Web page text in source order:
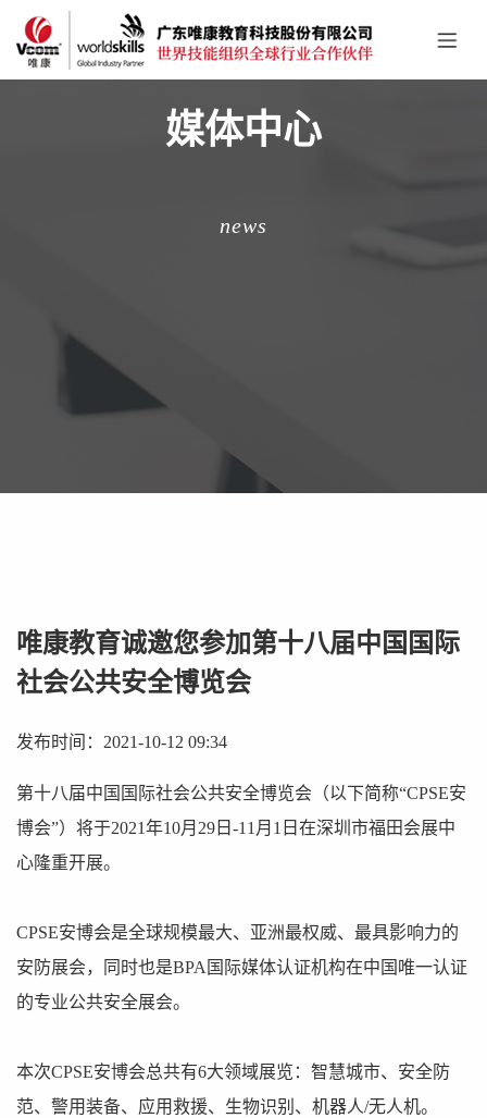
媒体中心
news
唯康教育诚邀您参加第十八届中国国际
社会公共安全博览会
发布时间：2021-10-12 09:34
第十八届中国国际社会公共安全博览会（以下简称“CPSE安
博会”）将于2021年10月29日-11月1日在深圳市福田会展中
心隆重开展。
CPSE安博会是全球规模最大、亚洲最权威、最具影响力的
安防展会，同时也是BPA国际媒体认证机构在中国唯一认证
的专业公共安全展会。
本次CPSE安博会总共有6大领域展览：智慧城市、安全防
范、警用装备、应用救援、生物识别、机器人/无人机。